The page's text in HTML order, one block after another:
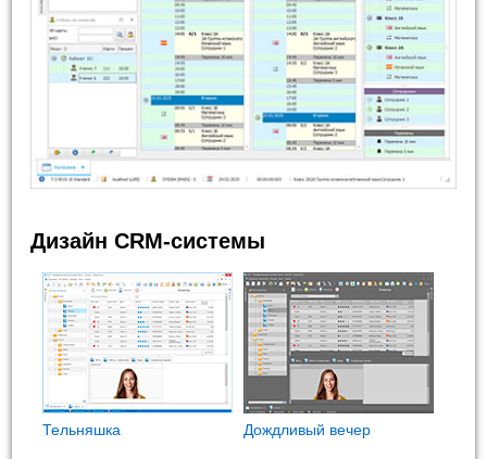
Дизайн CRM-системы
Тельняшка Дождливый вечер